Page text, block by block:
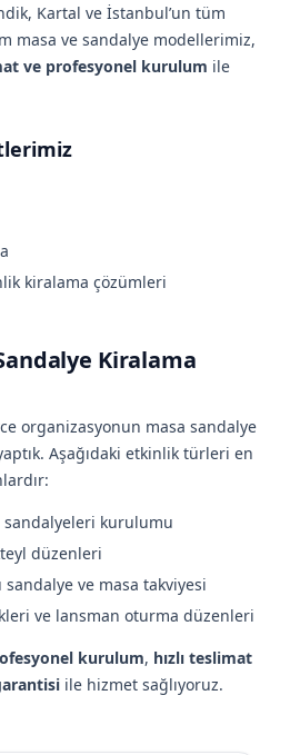
Kartal ve İstanbul’un tüm
masa ve sandalye modellerimiz,
ve profesyonel kurulum ile
kiralama çözümleri
Kiralama
organizasyonun masa sandalye
Aşağıdaki etkinlik türleri en
sandalyeleri kurulumu
düzenleri
ve masa takviyesi
ve lansman oturma düzenleri
kurulum, hızlı teslimat
ile hizmet sağlıyoruz.